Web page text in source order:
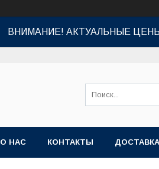
ВНИМАНИЕ! АКТУАЛЬНЫЕ
О НАС КОНТАКТЫ